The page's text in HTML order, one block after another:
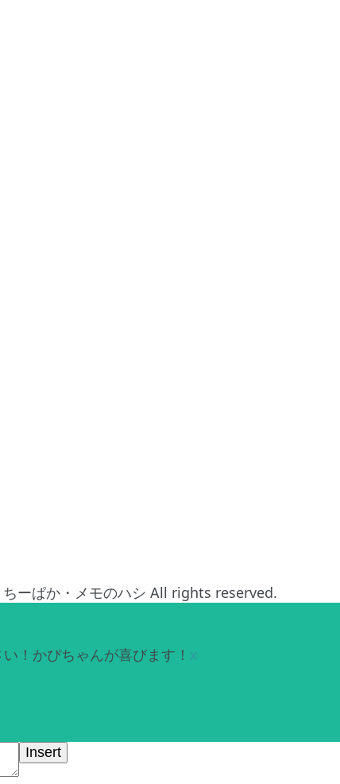
ーぱか・メモのハシ All rights reserved.
！かぴちゃんが喜びます！ x
Insert